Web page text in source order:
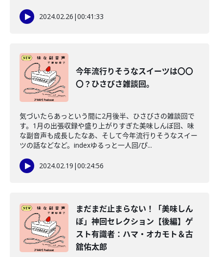
2024.02.26 |00:41:33
今年流行りそうなスイーツは〇〇
〇？ひさびさ雑談回。
気づいたらあっという間に2月後半、ひさびさの雑談回で
す。1月の出張収録や盛り上がりすぎた美味しんぼ回、味
な副音声も成長したなあ、そして今年流行りそうなスイー
ツの話などなど。indexゆるっと一人回/ぴ...
2024.02.19 |00:24:56
まだまだ止まらない！「美味しん
ぼ」神回セレクション【後編】ゲ
スト有識者：ハマ・オカモト＆古
舘佑太郎